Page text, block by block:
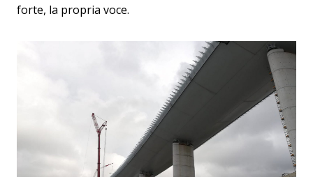
forte, la propria voce.